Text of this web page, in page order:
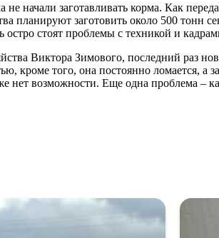
начали заготавливать корма. Как
планируют заготовить около 500
остро стоят проблемы с техникой и
Виктора Зимового, последний раз
кроме того, она постоянно ломается,
нет возможности. Еще одна проблема –